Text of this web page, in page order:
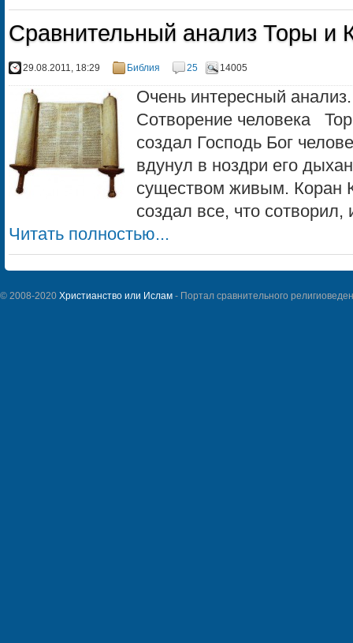
Сравнительный анализ Торы и
29.08.2011, 18:29 Библия 25 14005
Очень интересный
Сотворение человека
создал Господь Бог
вдунул в ноздри его
существом живым. Коран
создал все, что сотворил,
Читать полностью...
© 2008-2020 Христианство или Ислам - Портал сравнительного